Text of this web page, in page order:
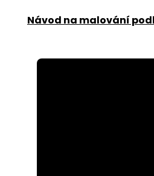
Návod na malování